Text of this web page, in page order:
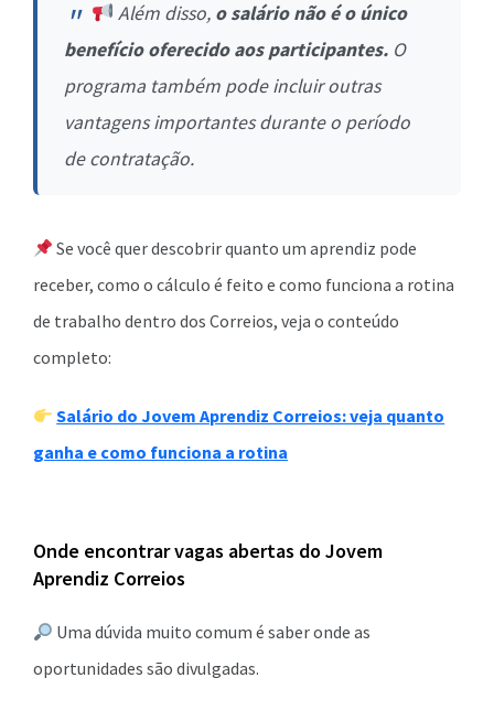
Além disso, o salário não é o único
benefício oferecido aos participantes. O
programa também pode incluir outras
vantagens importantes durante o período
de contratação.
Se você quer descobrir quanto um aprendiz pode
receber, como o cálculo é feito e como funciona a rotina
de trabalho dentro dos Correios, veja o conteúdo
completo:
Salário do Jovem Aprendiz Correios: veja quanto
ganha e como funciona a rotina
Onde encontrar vagas abertas do Jovem
Aprendiz Correios
Uma dúvida muito comum é saber onde as
oportunidades são divulgadas.